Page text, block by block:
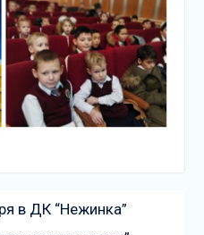
в ДК “Нежинка”